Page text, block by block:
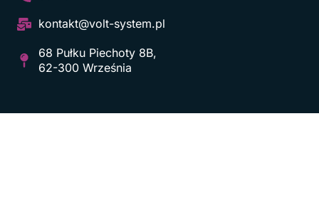
kontakt@volt-system.pl
68 Pułku Piechoty 8B,
62-300 Września